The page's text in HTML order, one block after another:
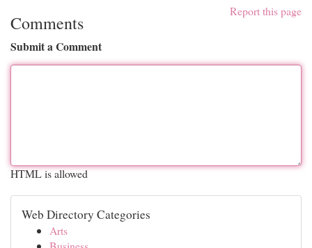
Report this page
Comments
Submit a Comment
HTML is allowed
Web Directory Categories
Arts